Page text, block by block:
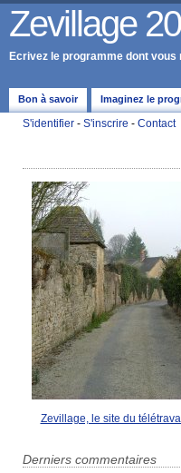
Zevillage
Ecrivez le programme dont
Bon à savoir Imaginez le
S'identifier - S'inscrire - Contact
Zevillage, le site du
Derniers commentaires